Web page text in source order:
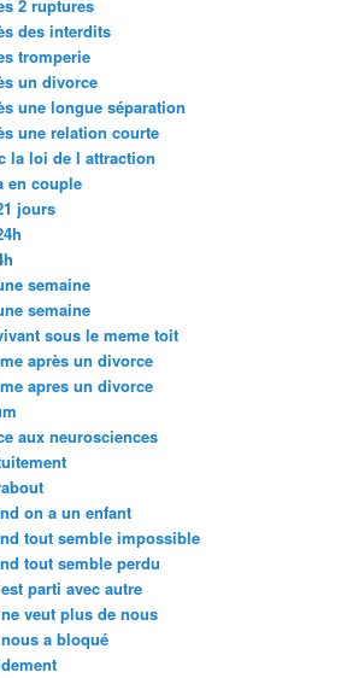
2 ruptures
des interdits
tromperie
un divorce
une longue séparation
une relation courte
la loi de l attraction
en couple
jours
semaine
semaine
sous le meme toit
après un divorce
apres un divorce
aux neurosciences
on a un enfant
tout semble impossible
tout semble perdu
parti avec autre
veut plus de nous
a bloqué